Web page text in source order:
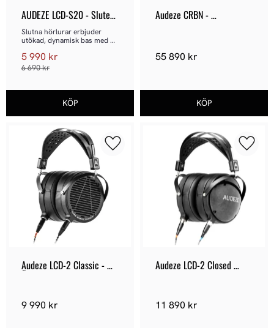
AUDEZE LCD-S20 - Sluten
hörlur
Slutna hörlurar erbjuder
utökad, dynamisk bas med
som förblir ren även vid hög
volym.
5 990 kr
6 690kr
Audeze CRBN -
55 890 kr
Audeze LCD-2 Classic -
9 990 kr
Lägg till i favoriter
Audeze LCD-2 Closed
11 890 kr
Lägg